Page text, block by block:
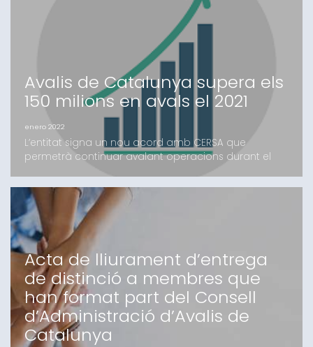
Avalis de Catalunya supera els
150 milions en avals el 2021
enero 2022
L’entitat signa un nou acord amb CERSA que
permetrà continuar avalant operacions durant el
Catalunya ha tancat el 2021 amb un total de 2.450
noves operacions per valor de 153 milions d’euros a
favor de pimes i autònoms. A més, l’entitat ha
augmentat de forma significativa el nombre de
clients.Els ava
Acta de lliurament d’entrega
de distinció a membres que
han format part del Consell
d’Administració d’Avalis de
Catalunya